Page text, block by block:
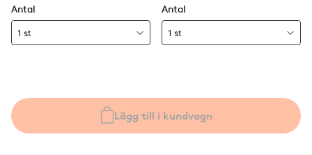
Antal Antal
Lägg till i kundvagn